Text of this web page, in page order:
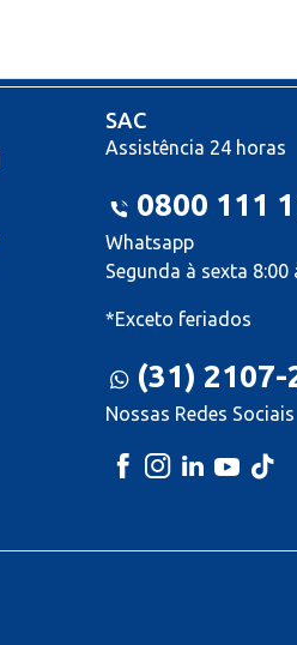
SAC
Assistência 24 horas
0800 111
Whatsapp
Segunda à sexta 8:00
*Exceto feriados
(31) 2107-
Nossas Redes Sociais